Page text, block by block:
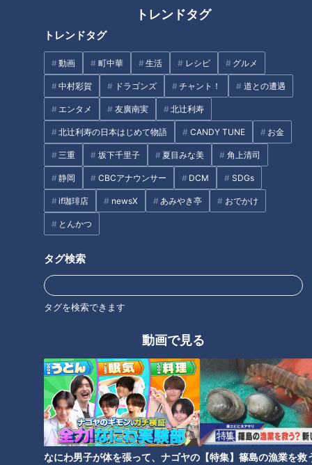
トレンドタグ
トレンドタグ
動画 町中華 生活 レシピ グルメ
中村彩賀 ドラゴンズ チャント！ 道との遭遇
エンタメ 友廣南実 北辻利寿
北辻利寿の日本はじめて物語 CANDY TUNE お金
三重 坂下千里子 夏目みな美 角上清司
静岡 CBCアナウンサー DCM SDGs
if珈琲店 newsX あみやき亭 おでかけ
とんかつ
タグ検索
タグを検索できます
動画で見る
なにわ男子が体を張って、ナゴヤの【特集】篠島の漁業を救
CBCテレビ：画像『チャント！』
今回のギモンは「冷蔵庫に入れる果物と入れない果物、一体何
が違うのか？」について。“体を張るフルーツ研究家”の中野瑞
樹さんに聞きました。まず、「冷蔵庫に入れたほうがいい」果
物を見極めるポイントは２つあるといいます。
「常温だと傷みやすいかどうかが、ひとつ目のポイント」
冷蔵庫に入れる果物といえば、イチゴやブドウのように、果皮
が薄くて果肉が柔らかいもの。これらのフルーツは、常温では
傷みやすくなります。しかし、中には買ってすぐ冷蔵庫に入れ